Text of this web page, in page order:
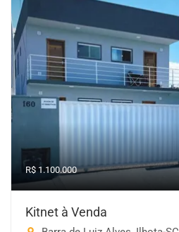
R$ 1.100.000
Kitnet à Venda